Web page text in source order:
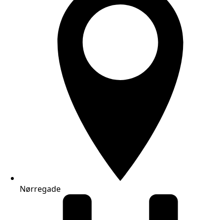
Nørregade